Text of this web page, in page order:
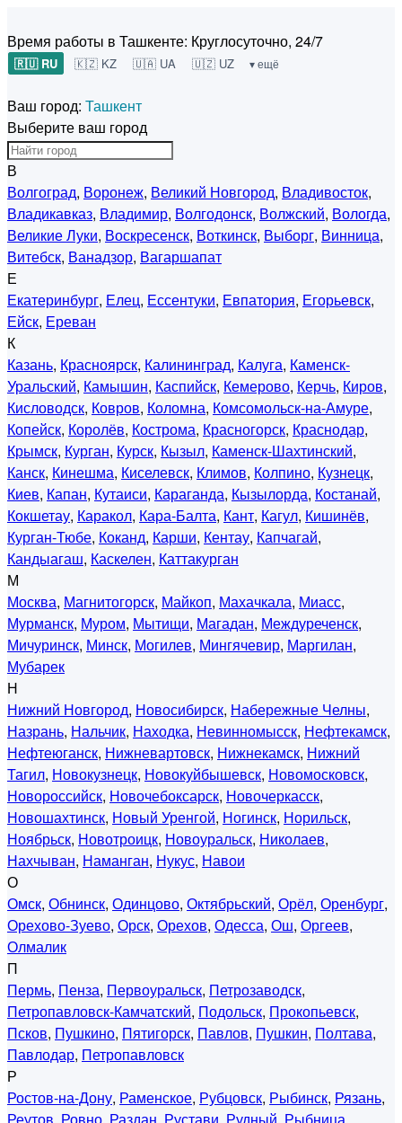
Время работы в Ташкенте: Круглосуточно, 24/7
🇷🇺 RU 🇰🇿 KZ 🇺🇦 UA 🇺🇿 UZ ▾ ещё
Ваш город: Ташкент
Выберите ваш город
В
Волгоград, Воронеж, Великий Новгород, Владивосток,
Владикавказ, Владимир, Волгодонск, Волжский, Вологда,
Великие Луки, Воскресенск, Воткинск, Выборг, Винница,
Витебск, Ванадзор, Вагаршапат
Е
Екатеринбург, Елец, Ессентуки, Евпатория, Егорьевск,
Ейск, Ереван
К
Казань, Красноярск, Калининград, Калуга, Каменск-
Уральский, Камышин, Каспийск, Кемерово, Керчь, Киров,
Кисловодск, Ковров, Коломна, Комсомольск-на-Амуре,
Копейск, Королёв, Кострома, Красногорск, Краснодар,
Крымск, Курган, Курск, Кызыл, Каменск-Шахтинский,
Канск, Кинешма, Киселевск, Климов, Колпино, Кузнецк,
Киев, Капан, Кутаиси, Караганда, Кызылорда, Костанай,
Кокшетау, Каракол, Кара-Балта, Кант, Кагул, Кишинёв,
Курган-Тюбе, Коканд, Карши, Кентау, Капчагай,
Кандыагаш, Каскелен, Каттакурган
М
Москва, Магнитогорск, Майкоп, Махачкала, Миасс,
Мурманск, Муром, Мытищи, Магадан, Междуреченск,
Мичуринск, Минск, Могилев, Мингячевир, Маргилан,
Мубарек
Н
Нижний Новгород, Новосибирск, Набережные Челны,
Назрань, Нальчик, Находка, Невинномысск, Нефтекамск,
Нефтеюганск, Нижневартовск, Нижнекамск, Нижний
Тагил, Новокузнецк, Новокуйбышевск, Новомосковск,
Новороссийск, Новочебоксарск, Новочеркасск,
Новошахтинск, Новый Уренгой, Ногинск, Норильск,
Ноябрьск, Новотроицк, Новоуральск, Николаев,
Нахчыван, Наманган, Нукус, Навои
О
Омск, Обнинск, Одинцово, Октябрьский, Орёл, Оренбург,
Орехово-Зуево, Орск, Орехов, Одесса, Ош, Оргеев,
Олмалик
П
Пермь, Пенза, Первоуральск, Петрозаводск,
Петропавловск-Камчатский, Подольск, Прокопьевск,
Псков, Пушкино, Пятигорск, Павлов, Пушкин, Полтава,
Павлодар, Петропавловск
Р
Ростов-на-Дону, Раменское, Рубцовск, Рыбинск, Рязань,